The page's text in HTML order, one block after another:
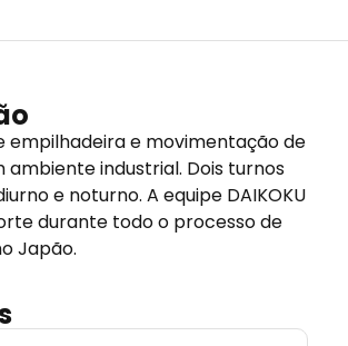
empilhadeira e movimentação de
ambiente industrial. Dois turnos
e noturno. A equipe DAIKOKU
durante todo o processo de
Japão.